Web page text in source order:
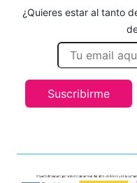
¿Quieres estar al tanto
Suscribirme